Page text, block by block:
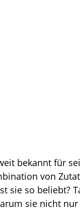
bekannt für
von
sie so beliebt?
sie nicht